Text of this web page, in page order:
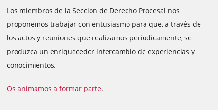
Los miembros de la Sección de Derecho Procesal nos
proponemos trabajar con entusiasmo para que, a través de
los actos y reuniones que realizamos periódicamente, se
produzca un enriquecedor intercambio de experiencias y
conocimientos.
Os animamos a formar parte.